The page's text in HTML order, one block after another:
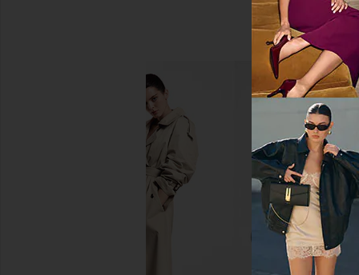
Lovers and Friends Melissa Gown in
Lovers and Friends
Previous price:
Amanda Uprichard
Eden Gown in
Amanda
$301